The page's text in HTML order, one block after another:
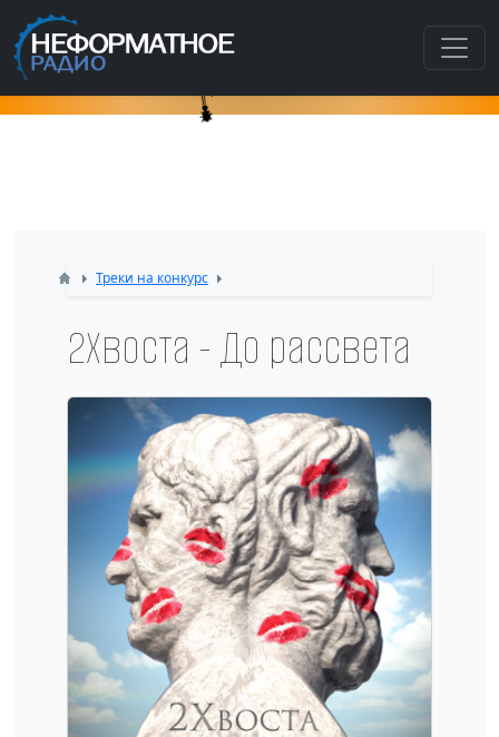
Как попасть в этот раздел???
Треки на конкурс
2Хвоста - До рассвета